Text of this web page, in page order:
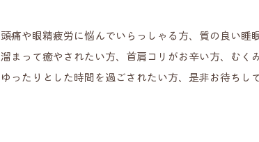
頭痛や眼精疲労に悩んでいらっしゃる方、質の良い睡
溜まって癒やされたい方、首肩コリがお辛い方、むく
ゆったりとした時間を過ごされたい方、是非お待ちし